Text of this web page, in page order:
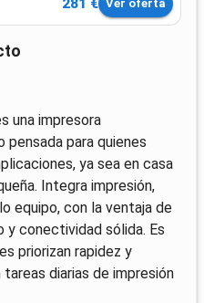
281 € Ver oferta
una impresora
para quienes
ya sea en casa
Integra impresión,
equipo, con la ventaja de
y conectividad sólida. Es
priorizan rapidez y
diarias de impresión